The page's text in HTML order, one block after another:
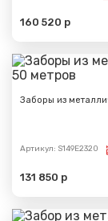
160 520 р
Заборы из
Артикул: S149E2320
131 850 р